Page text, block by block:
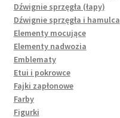
Dźwignie sprzęgła (łapy)
Dźwignie sprzęgła i hamulca
Elementy mocujące
Elementy nadwozia
Emblematy
Etui i pokrowce
Fajki zapłonowe
Farby
Figurki